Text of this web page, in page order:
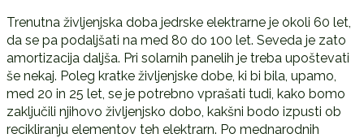
Trenutna življenjska doba jedrske elektrarne je okoli 60 let,
da se pa podaljšati na med 80 do 100 let. Seveda je zato
amortizacija daljša. Pri solarnih panelih je treba upoštevati
še nekaj. Poleg kratke življenjske dobe, ki bi bila, upamo,
med 20 in 25 let, se je potrebno vprašati tudi, kako bomo
zaključili njihovo življenjsko dobo, kakšni bodo izpusti ob
recikliranju elementov teh elektrarn. Po mednarodnih